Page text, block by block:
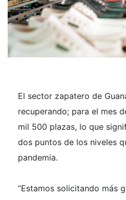
El sector zapatero de
recuperando; para el mes
mil 500 plazas, lo que
dos puntos de los niveles
pandemia.
“Estamos solicitando más